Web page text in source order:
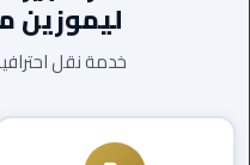
العين
ليموزين
خدمة نقل